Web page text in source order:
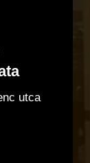
utca